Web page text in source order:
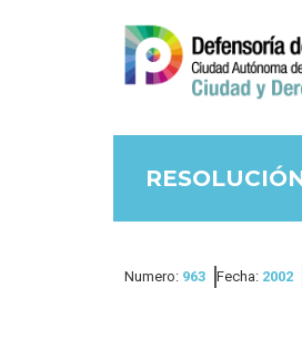
Numero: 963 Fecha: 2002